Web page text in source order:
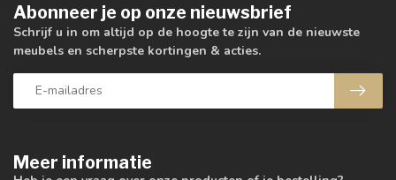
Meer informatie
Abonneer je op onze nieuwsbrief
Schrijf u in om altijd op de hoogte te zijn van de nieuwste
meubels en scherpste kortingen & acties.